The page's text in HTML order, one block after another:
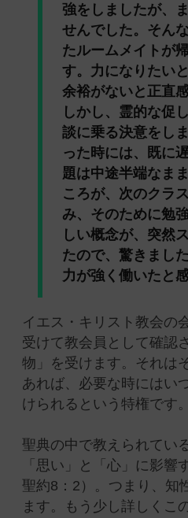
強をしましたが、
せんでした。そん
たルームメイトが
す。力になりたい
余裕がないと正直
しかし、霊的な促
談に乗る決意をし
った時には、既に
題は中途半端なま
ころが、次のクラ
み、そのために勉
しい概念が、突然
たので、驚きまし
力が強く働いたと
イエス・キリスト教会の
受けて教会員として確認
物」を受けます。それは
あれば、必要な時にはい
けられるという特権です。
聖典の中で教えられてい
「思い」と「心」に影響
聖約8：2） 。つまり、知
ます。もう少し詳しくこ